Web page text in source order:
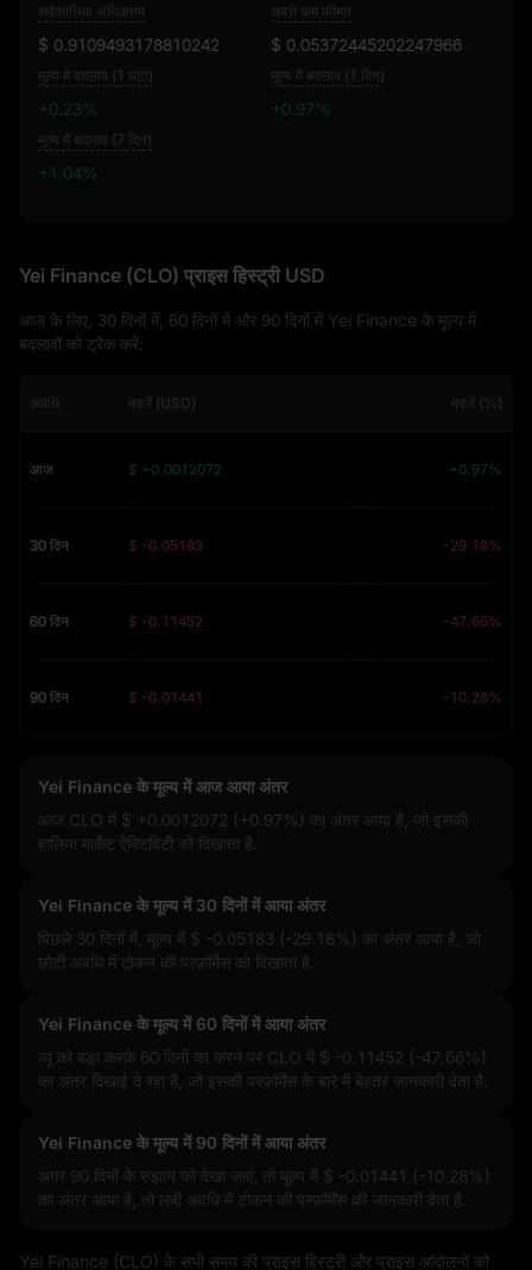
सर्वकालिक अधिकतम
$ 0.9109493178810242
सबसे कम कीमत
$ 0.05372445202247966
मूल्य में बदलाव (1 घंटा)
+0.23%
मूल्य में बदलाव (1 दिन)
+0.97%
मूल्य में बदलाव (7 दिन)
+1.04%
Yei Finance (CLO) प्राइस हिस्ट्री USD
आज के लिए, 30 दिनों में, 60 दिनों में और 90 दिनों में Yei Finance के मूल्य में
बदलावों को ट्रैक करें:
अवधि बदलें (USD) बदलें (%)
आज $ +0.0012072 +0.97%
30 दिन $ -0.05183 -29.18%
60 दिन $ -0.11452 -47.66%
90 दिन $ -0.01441 -10.28%
Yei Finance के मूल्य में आज आया अंतर
आज CLO में $ +0.0012072 (+0.97%) का अंतर आया है, जो इसकी
हालिया मार्केट ऐक्टिविटी को दिखाता है.
Yei Finance के मूल्य में 30 दिनों में आया अंतर
पिछले 30 दिनों में, मूल्य में $ -0.05183 (-29.18%) का अंतर आया है, जो
छोटी अवधि में टोकन की परफ़ॉर्मेस को दिखाता है.
Yei Finance के मूल्य में 60 दिनों में आया अंतर
व्यू को बड़ा करके 60 दिनों का करने पर CLO में $ -0.11452 (-47.66%)
का अंतर दिखाई दे रहा है, जो इसकी परफ़ॉर्मेंस के बारे में बेहतर जानकारी देता है.
Yei Finance के मूल्य में 90 दिनों में आया अंतर
अगर 90 दिनों के रुझान को देखा जाए, तो मूल्य में $ -0.01441 (-10.28%)
का अंतर आया है, तो लंबी अवधि में टोकन की परफ़ॉर्मेंस की जानकारी देता है.
Yei Finance (CLO) के सभी समय की प्राइस हिस्ट्री और प्राइस आंदोलनों को